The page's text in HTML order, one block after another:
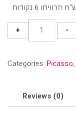
+
205
-
Categories: Picasso,
Reviews (0)